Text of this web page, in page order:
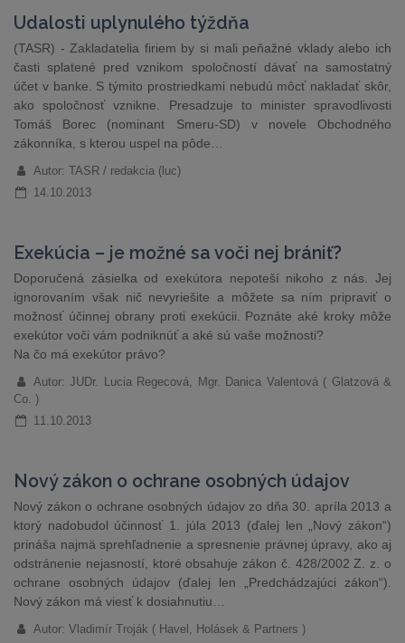
Udalosti uplynulého týždňa
(TASR) - Zakladatelia firiem by si mali peňažné vklady alebo ich
časti splatené pred vznikom spoločností dávať na samostatný
účet v banke. S týmito prostriedkami nebudú môcť nakladať skôr,
ako spoločnosť vznikne. Presadzuje to minister spravodlivosti
Tomáš Borec (nominant Smeru-SD) v novele Obchodného
zákonníka, s kterou uspel na pôde…
Autor: TASR / redakcia (luc)
14.10.2013
Exekúcia – je možné sa voči nej brániť?
Doporučená zásielka od exekútora nepoteší nikoho z nás. Jej
ignorovaním však nič nevyriešite a môžete sa ním pripraviť o
možnosť účinnej obrany proti exekúcii. Poznáte aké kroky môže
exekútor voči vám podniknúť a aké sú vaše možnosti?
Na čo má exekútor právo?
Autor: JUDr. Lucia Regecová, Mgr. Danica Valentová ( Glatzová &
Co. )
11.10.2013
Nový zákon o ochrane osobných údajov
Nový zákon o ochrane osobných údajov zo dňa 30. apríla 2013 a
ktorý nadobudol účinnosť 1. júla 2013 (ďalej len „Nový zákon“)
prináša najmä sprehľadnenie a spresnenie právnej úpravy, ako aj
odstránenie nejasností, ktoré obsahuje zákon č. 428/2002 Z. z. o
ochrane osobných údajov (ďalej len „Predchádzajúci zákon“).
Nový zákon má viesť k dosiahnutiu…
Autor: Vladimír Troják ( Havel, Holásek & Partners )